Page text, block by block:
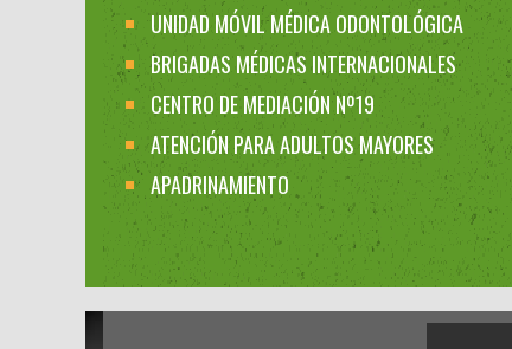
UNIDAD MÓVIL MÉDICA ODONTOLÓGICA
BRIGADAS MÉDICAS INTERNACIONALES
CENTRO DE MEDIACIÓN Nº19
ATENCIÓN PARA ADULTOS MAYORES
APADRINAMIENTO